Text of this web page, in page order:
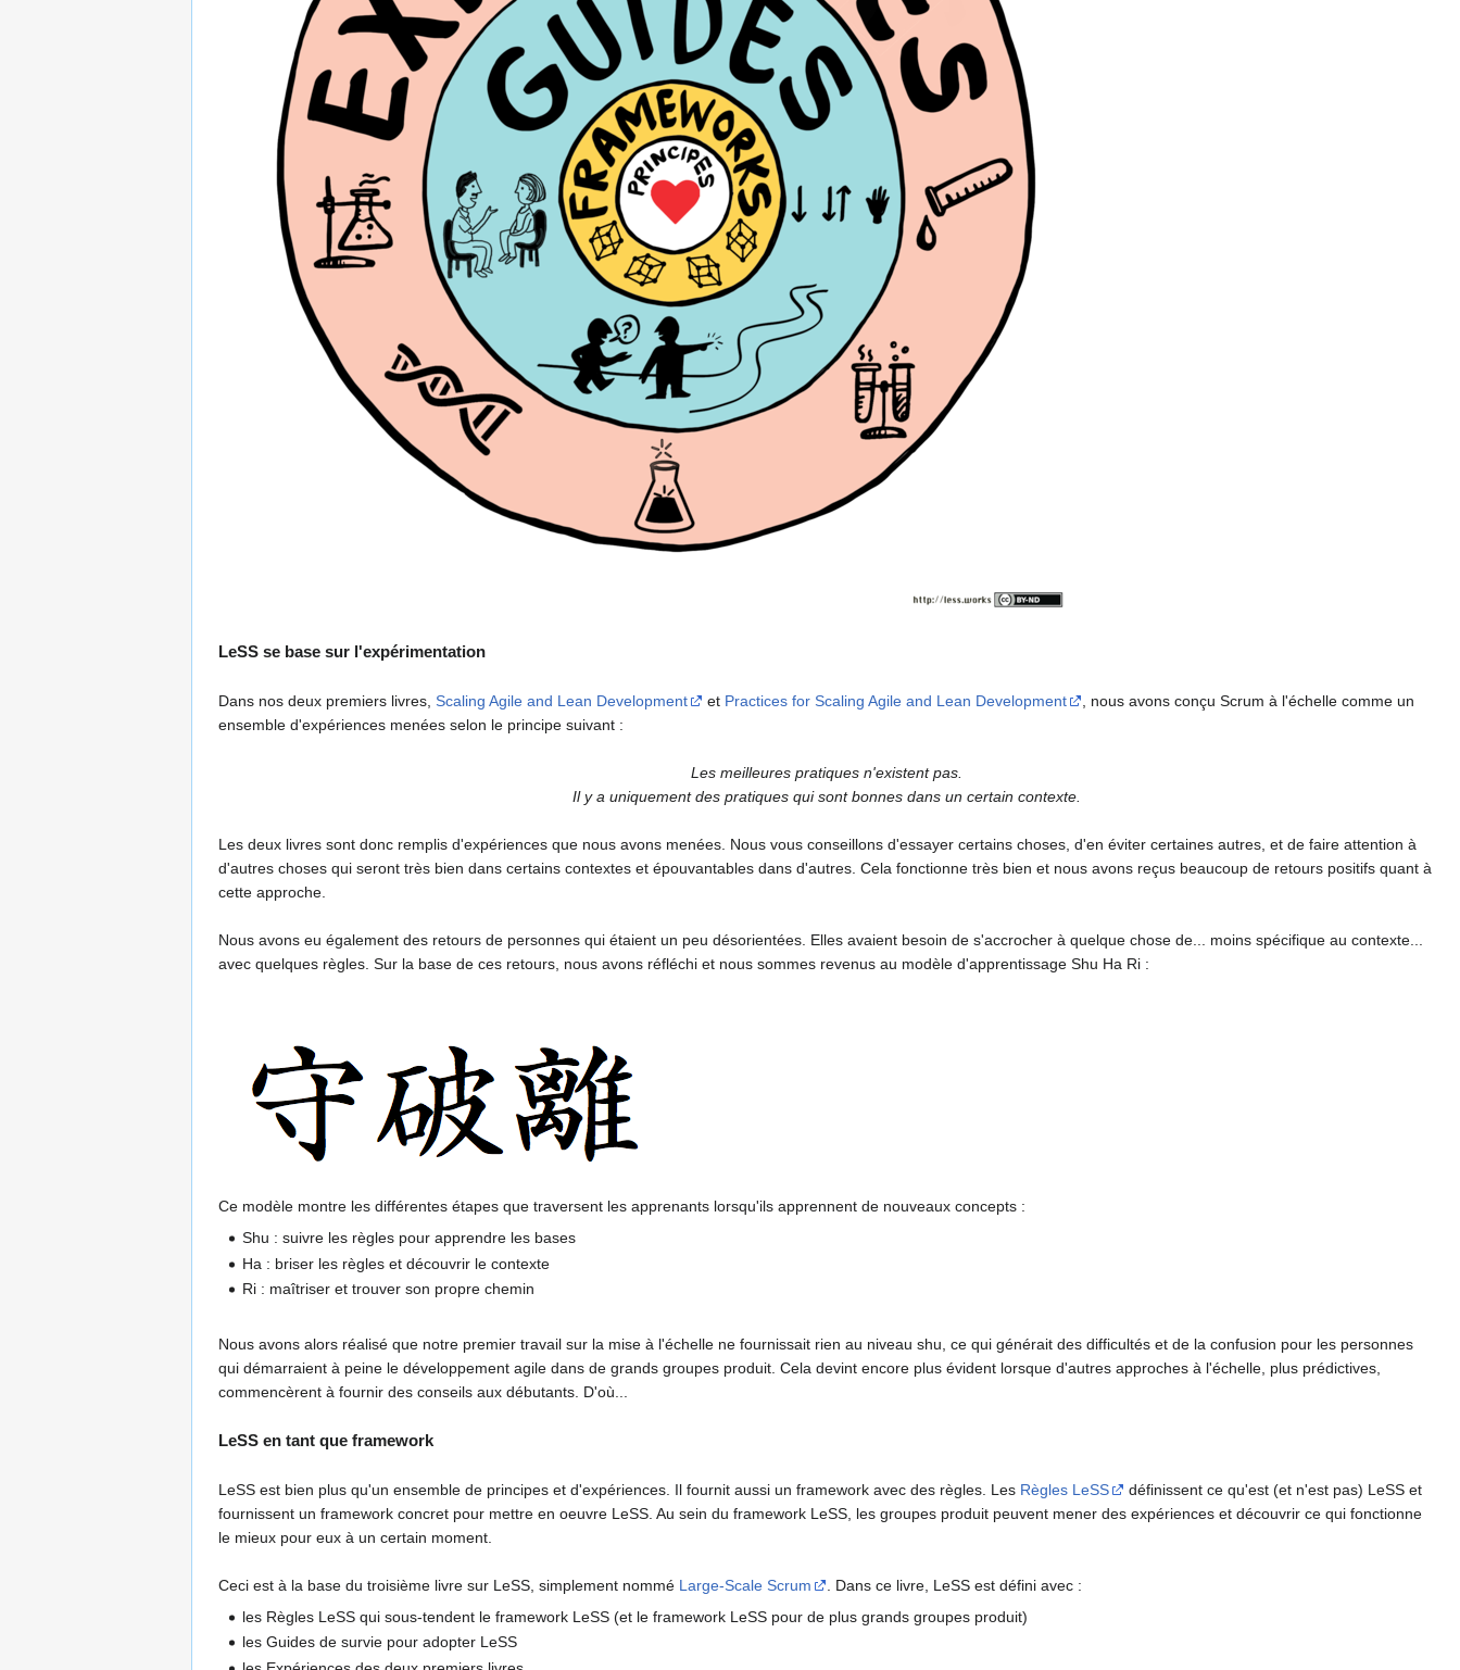
LeSS se base sur l'expérimentation
Dans nos deux premiers livres, Scaling Agile and Lean Development et Practices for Scaling Agile and Lean Development
, nous avons conçu Scrum à l'échelle comme un
ensemble d'expériences menées selon le principe suivant :
Les meilleures pratiques n'existent pas.
Il y a uniquement des pratiques qui sont bonnes dans un certain contexte.
Les deux livres sont donc remplis d'expériences que nous avons menées. Nous vous conseillons d'essayer certains choses, d'en éviter certaines autres, et de faire attention à
d'autres choses qui seront très bien dans certains contextes et épouvantables dans d'autres. Cela fonctionne très bien et nous avons reçus beaucoup de retours positifs quant à
cette approche.
Nous avons eu également des retours de personnes qui étaient un peu désorientées. Elles avaient besoin de s'accrocher à quelque chose de... moins spécifique au contexte...
avec quelques règles. Sur la base de ces retours, nous avons réfléchi et nous sommes revenus au modèle d'apprentissage Shu Ha Ri :
Ce modèle montre les différentes étapes que traversent les apprenants lorsqu'ils apprennent de nouveaux concepts :
Shu : suivre les règles pour apprendre les bases
Ha : briser les règles et découvrir le contexte
Ri : maîtriser et trouver son propre chemin
Nous avons alors réalisé que notre premier travail sur la mise à l'échelle ne fournissait rien au niveau shu, ce qui générait des difficultés et de la confusion pour les personnes
qui démarraient à peine le développement agile dans de grands groupes produit. Cela devint encore plus évident lorsque d'autres approches à l'échelle, plus prédictives,
commencèrent à fournir des conseils aux débutants. D'où...
LeSS en tant que framework
LeSS est bien plus qu'un ensemble de principes et d'expériences. Il fournit aussi un framework avec des règles. Les Règles LeSS
définissent ce qu'est (et n'est pas) LeSS et
fournissent un framework concret pour mettre en oeuvre LeSS. Au sein du framework LeSS, les groupes produit peuvent mener des expériences et découvrir ce qui fonctionne
le mieux pour eux à un certain moment.
Ceci est à la base du troisième livre sur LeSS, simplement nommé Large-Scale Scrum
. Dans ce livre, LeSS est défini avec :
les Règles LeSS qui sous-tendent le framework LeSS (et le framework LeSS pour de plus grands groupes produit)
les Guides de survie pour adopter LeSS